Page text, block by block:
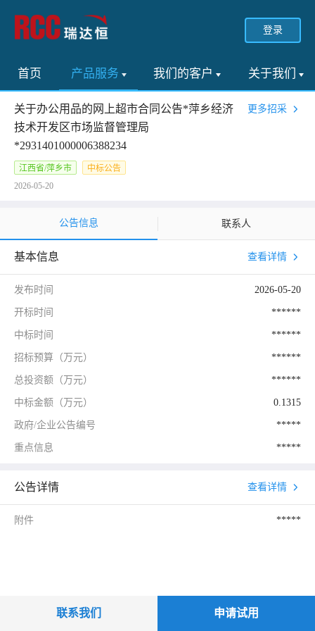
登录
首页 产品服务 我们的客户 关于我们
关于办公用品的网上超市合同公告*萍乡经济
技术开发区市场监督管理局
*2931401000006388234
更多招采
江西省/萍乡市
中标公告
2026-05-20
公告信息 联系人
基本信息 查看详情
发布时间 2026-05-20
开标时间 ******
中标时间 ******
招标预算（万元） ******
总投资额（万元） ******
中标金额（万元） 0.1315
政府/企业公告编号 *****
重点信息 *****
公告详情 查看详情
附件 *****
联系我们 申请试用